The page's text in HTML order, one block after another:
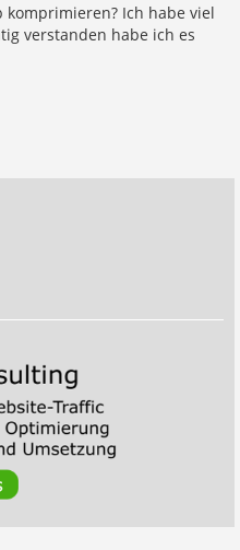
Ich habe viel
verstanden habe ich es